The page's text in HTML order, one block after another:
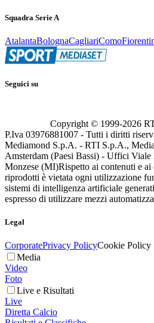
Squadra Serie A
AtalantaBolognaCagliariComo
Seguici su
Copyright © 1999-2026
P.Iva 03976881007 - Tutti i diritti
Mediamond S.p.A. - RTI S.p.A.,
Amsterdam (Paesi Bassi) - Uffici
Monzese (MI)Rispetto ai contenuti e ai
riprodotti è vietata ogni utilizzazione
sistemi di intelligenza artificiale
espresso di utilizzare mezzi
Legal
CorporatePrivacy PolicyCookie Policy
Media
Video
Foto
Live e Risultati
Live
Diretta Calcio